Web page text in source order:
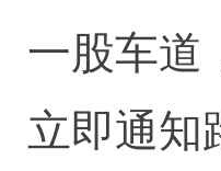
一股车道
立即通知